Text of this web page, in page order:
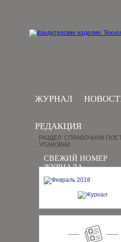
ЖУРНАЛ
РЕДАКЦИЯ
СВЕЖИЙ НОМЕР
ЖУРНАЛА
РАЗДЕЛ: СПРАВОЧНИК
УПАКОВКИ